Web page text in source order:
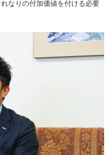
なりの付加価値を付ける必要